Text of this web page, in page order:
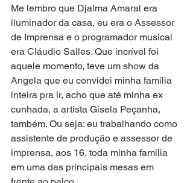
Me lembro que Djalma Amaral era
iluminador da casa, eu era o Assessor
de Imprensa e o programador musical
era Cláudio Salles. Que incrível foi
aquele momento, teve um show da
Angela que eu convidei minha família
inteira pra ir, acho que até minha ex
cunhada, a artista Gisela Peçanha,
também. Ou seja: eu trabalhando como
assistente de produção e assessor de
imprensa, aos 16, toda minha família
em uma das principais mesas em